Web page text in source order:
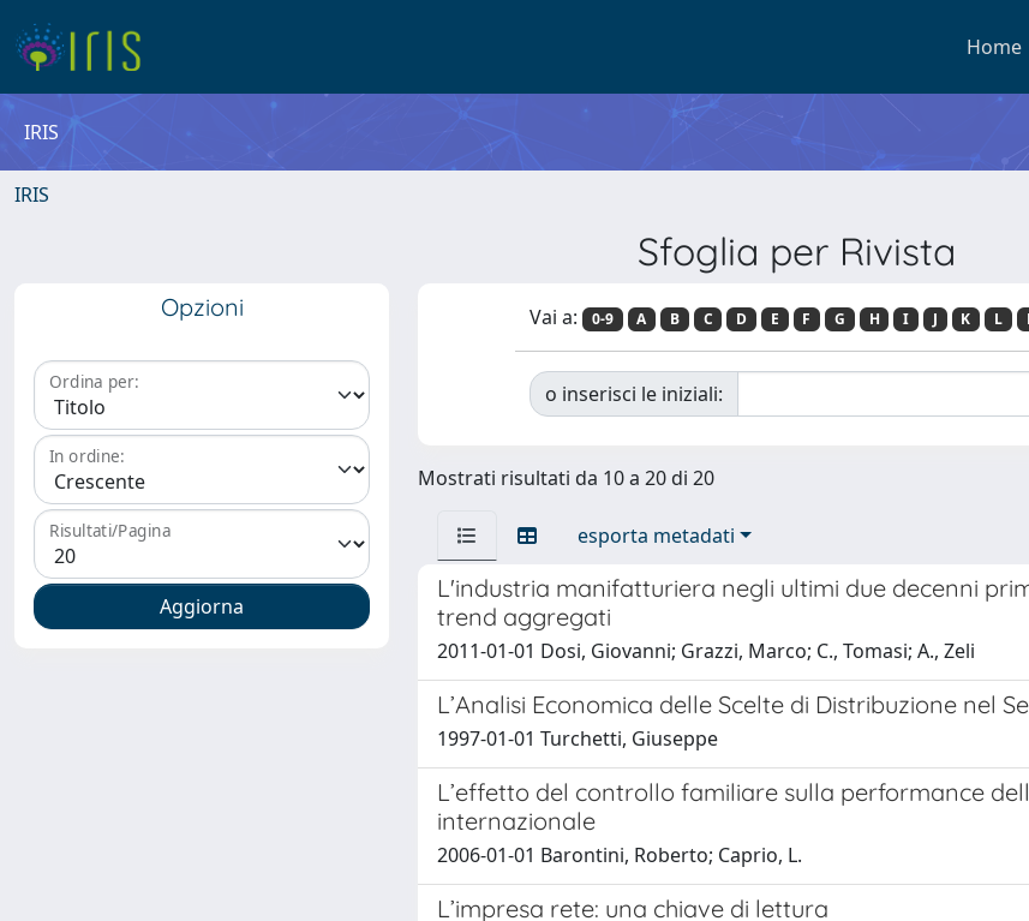
Home
IRIS
IRIS
Sfoglia per Rivista
Opzioni
Ordina per:
In ordine:
Risultati/Pagina
Vai a: 0-9 A B C D E F G H I J K L
o inserisci le iniziali:
Mostrati risultati da 10 a 20 di 20
esporta metadati
L'industria manifatturiera negli ultimi due decenni
trend aggregati
2011-01-01 Dosi, Giovanni; Grazzi, Marco; C., Tomasi; A., Zeli
L’Analisi Economica delle Scelte di Distribuzione nel
1997-01-01 Turchetti, Giuseppe
L’effetto del controllo familiare sulla performance
internazionale
2006-01-01 Barontini, Roberto; Caprio, L.
L’impresa rete: una chiave di lettura